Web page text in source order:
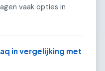
vaak opties in
in vergelijking met